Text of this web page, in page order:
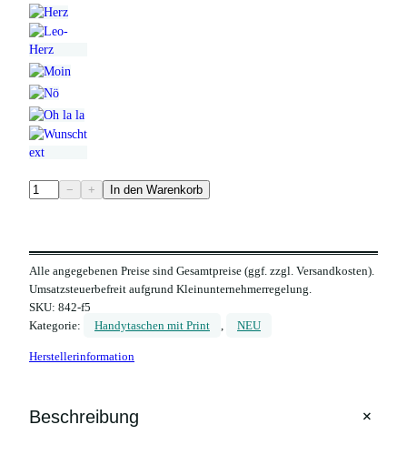
H
d
y
h
ü
l
u
− + In den Warenkorb
Alle angegebenen Preise sind Gesamtpreise (ggf. zzgl. Versandkosten).
Umsatzsteuerbefreit aufgrund Kleinunternehmerregelung.
SKU: 842-f5
Kategorie:
Handytaschen mit Print , NEU
Herstellerinformation
Beschreibung +